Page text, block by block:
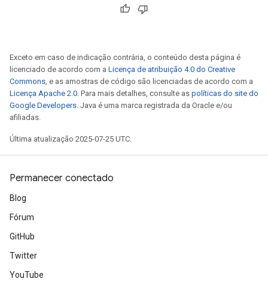
Exceto em caso de indicação contrária, o conteúdo desta página é
licenciado de acordo com a Licença de atribuição 4.0 do Creative
Commons, e as amostras de código são licenciadas de acordo com a
Licença Apache 2.0. Para mais detalhes, consulte as políticas do site do
Google Developers. Java é uma marca registrada da Oracle e/ou
afiliadas.
Última atualização 2025-07-25 UTC.
Permanecer conectado
Blog
Fórum
GitHub
Twitter
YouTube